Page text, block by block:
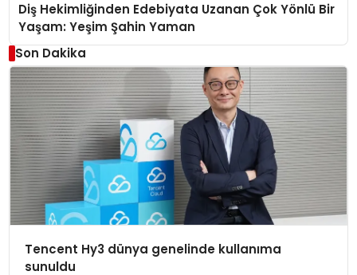
Diş Hekimliğinden Edebiyata Uzanan Çok Yönlü Bir
Yaşam: Yeşim Şahin Yaman
Son Dakika
Tencent Hy3 dünya genelinde kullanıma
sunuldu